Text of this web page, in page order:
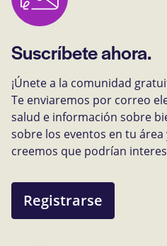
Suscríbete ahora.
¡Únete a la comunidad
Te enviaremos por correo
salud e información sobre
sobre los eventos en tu
creemos que podrían
Registrarse